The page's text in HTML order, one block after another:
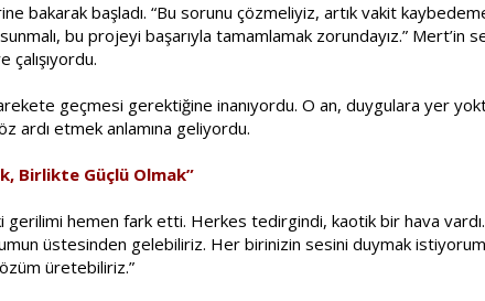
bakarak başladı. “Bu sorunu çözmeliyiz, artık vakit
bu projeyi başarıyla tamamlamak zorundayız.”
çalışıyordu.
geçmesi gerektiğine inanıyordu. O an, duygulara yer
ardı etmek anlamına geliyordu.
Birlikte Güçlü Olmak”
gerilimi hemen fark etti. Herkes tedirgindi, kaotik bir hava
üstesinden gelebiliriz. Her birinizin sesini duymak
üretebiliriz.”